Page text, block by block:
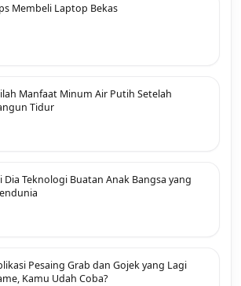
Membeli Laptop Bekas
Manfaat Minum Air Putih Setelah
Tidur
Dia Teknologi Buatan Anak Bangsa yang
Pesaing Grab dan Gojek yang Lagi
Kamu Udah Coba?